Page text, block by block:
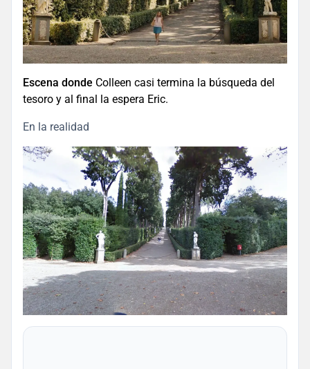
Escena donde Colleen casi termina la búsqueda del
tesoro y al final la espera Eric.
En la realidad